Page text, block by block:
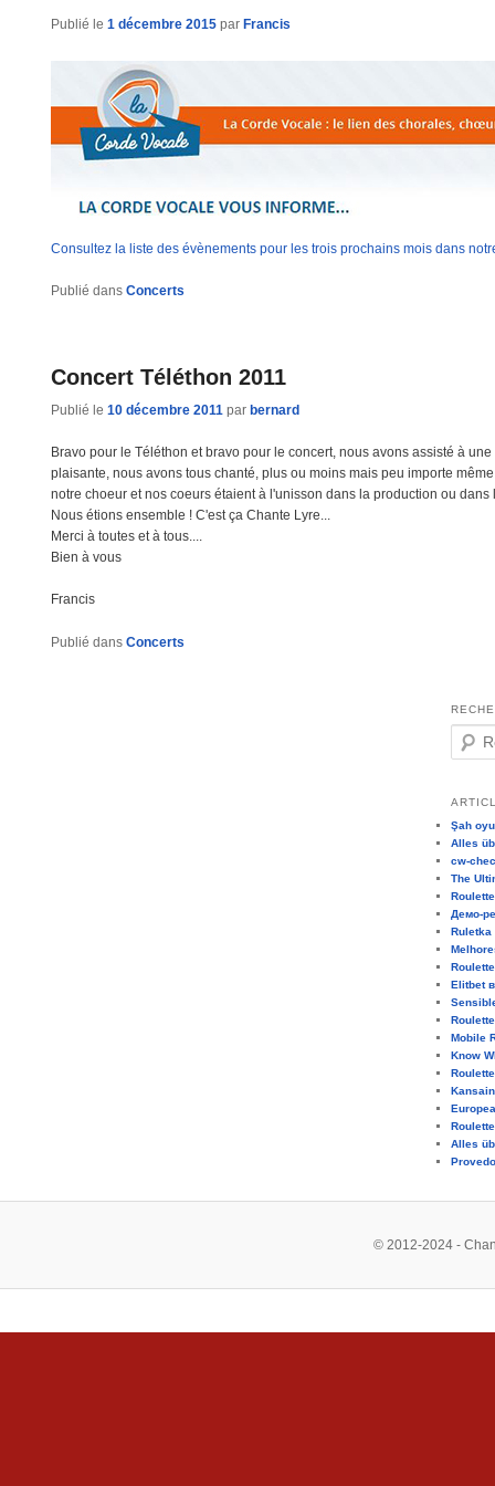
Publié le 1 décembre 2015 par Francis
Consultez la liste des évènements pour les trois prochains mois dans
Publié dans Concerts
Concert Téléthon 2011
Publié le 10 décembre 2011 par bernard
Bravo pour le Téléthon et bravo pour le concert, nous avons assisté à
plaisante, nous avons tous chanté, plus ou moins mais peu importe
notre choeur et nos coeurs étaient à l'unisson dans la production ou dans
Nous étions ensemble ! C'est ça Chante Lyre...
Merci à toutes et à tous....
Bien à vous
Francis
Publié dans Concerts
h
r
c
h
e
Şah
Alles
cw-
The
Демо-
Ruletka
Elitbet
Mobile
Know
Alles
© 2012-2024 -